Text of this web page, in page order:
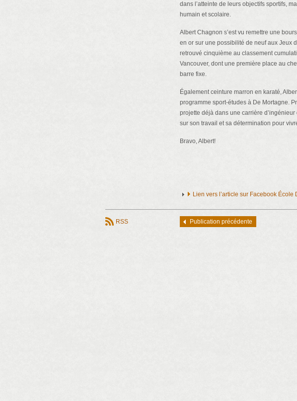
dans l’atteinte de leurs objectifs sportifs,
humain et scolaire.
Albert Chagnon s’est vu remettre une
en or sur une possibilité de neuf aux Jeux
retrouvé cinquième au classement
Vancouver, dont une première place au
barre fixe.
Également ceinture marron en karaté,
programme sport-études à De Mortagne.
projette déjà dans une carrière
sur son travail et sa détermination pour
Bravo, Albert!
Lien vers l’article sur Facebook École
RSS Publication précédente